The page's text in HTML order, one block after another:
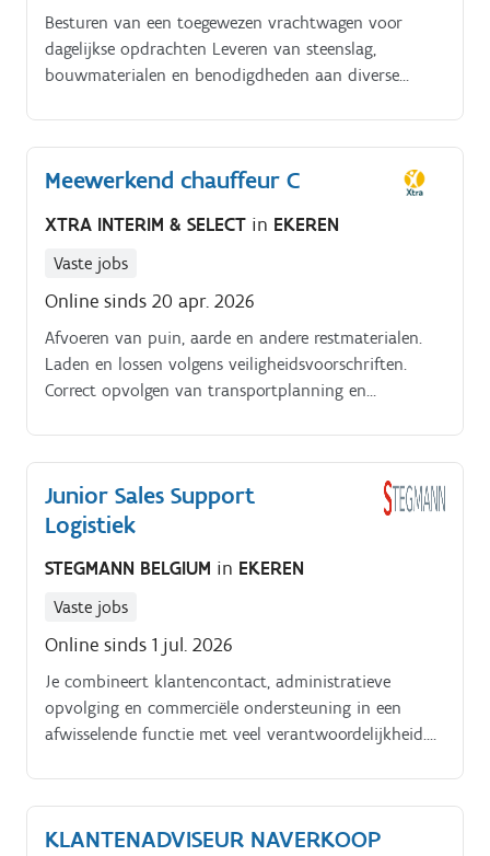
Besturen van een toegewezen vrachtwagen voor
dagelijkse opdrachten Leveren van steenslag,
bouwmaterialen en benodigdheden aan diverse
veiligheidsvoorschriften Meehelpen met praktische
taken op de werf tijdens wachttijden of rustige
voorbereidende en uitvoerende werkzaamheden
Correct opvolgen van transportplanning en
documenten voor vertrek Flexibel inspelen op
wijzigingen in planning of prioriteiten Veilig en
defensief rijden met respect voor wegcode en
werfregels
Meewerkend chauffeur C
XTRA INTERIM & SELECT in EKEREN
Vaste jobs
Online sinds 20 apr. 2026
Afvoeren van puin, aarde en andere restmaterialen.
Laden en lossen volgens veiligheidsvoorschriften.
Correct opvolgen van transportplanning en
documenten voor vertrek.
Junior Sales Support
Logistiek
STEGMANN BELGIUM in EKEREN
Vaste jobs
Online sinds 1 jul. 2026
Je combineert klantencontact, administratieve
opvolging en commerciële ondersteuning in een
afwisselende functie met veel verantwoordelijkheid.
klantenrelaties Actief mee opvolgen van commerciële
opportuniteiten en prospectieactiviteiten Eerste
KLANTENADVISEUR NAVERKOOP